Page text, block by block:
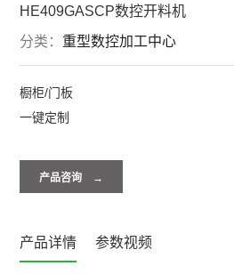
HE409GASCP数控开料机
分类： 重型数控加工中心
橱柜/门板
一键定制
产品咨询 →
产品详情 参数视频